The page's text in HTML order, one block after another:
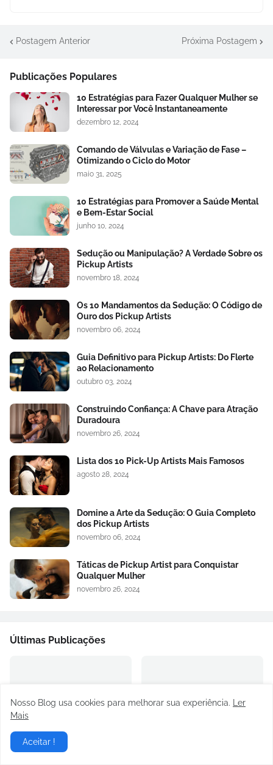
Postagem Anterior Próxima Postagem
Publicações Populares
10 Estratégias para Fazer Qualquer Mulher se
Interessar por Você Instantaneamente
dezembro 12, 2024
Comando de Válvulas e Variação de Fase –
Otimizando o Ciclo do Motor
maio 31, 2025
10 Estratégias para Promover a Saúde Mental
e Bem-Estar Social
junho 10, 2024
Sedução ou Manipulação? A Verdade Sobre os
Pickup Artists
novembro 18, 2024
Os 10 Mandamentos da Sedução: O Código de
Ouro dos Pickup Artists
novembro 06, 2024
Guia Definitivo para Pickup Artists: Do Flerte
ao Relacionamento
outubro 03, 2024
Construindo Confiança: A Chave para Atração
Duradoura
novembro 26, 2024
Lista dos 10 Pick-Up Artists Mais Famosos
agosto 28, 2024
Domine a Arte da Sedução: O Guia Completo
dos Pickup Artists
novembro 06, 2024
Táticas de Pickup Artist para Conquistar
Qualquer Mulher
novembro 26, 2024
Últimas Publicações
Toyota Hilux: A picape feita
para vencer todos os
Nosso Blog usa cookies para melhorar sua experiência.
Ler
Mais
Aceitar !